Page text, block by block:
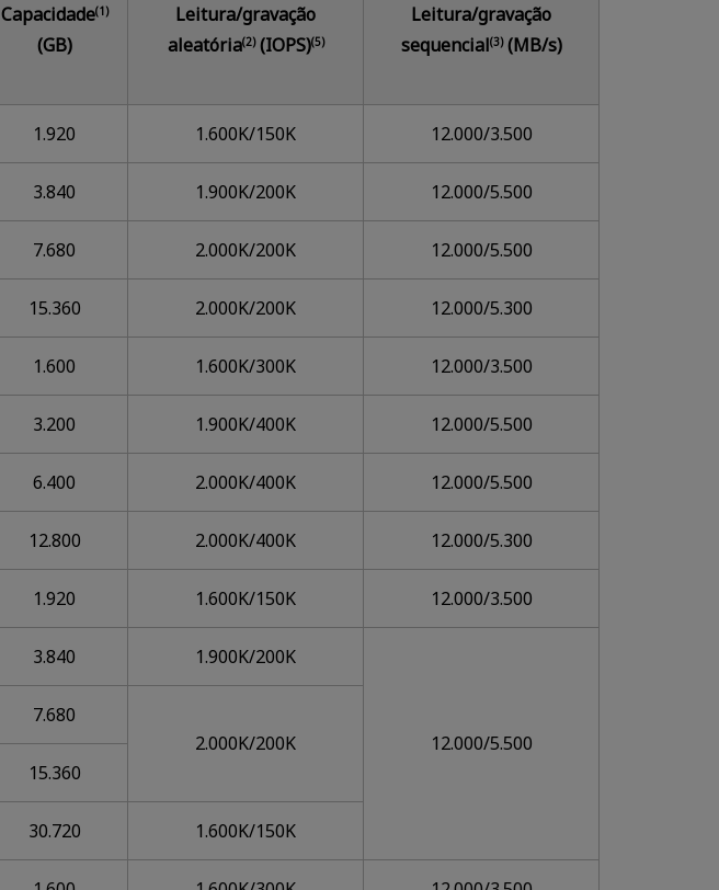
Capacidade(1)
(GB)
Leitura/gravação
aleatória(2)(IOPS)(5)
Leitura/gravação
sequencial(3)(MB/s)
1.920 1.600K/150K 12.000/3.500
3.840 1.900K/200K 12.000/5.500
7.680 2.000K/200K 12.000/5.500
15.360 2.000K/200K 12.000/5.300
1.600 1.600K/300K 12.000/3.500
3.200 1.900K/400K 12.000/5.500
6.400 2.000K/400K 12.000/5.500
12.800 2.000K/400K 12.000/5.300
1.920 1.600K/150K 12.000/3.500
3.840 1.900K/200K
12.000/5.500
7.680
2.000K/200K
15.360
30.720 1.600K/150K